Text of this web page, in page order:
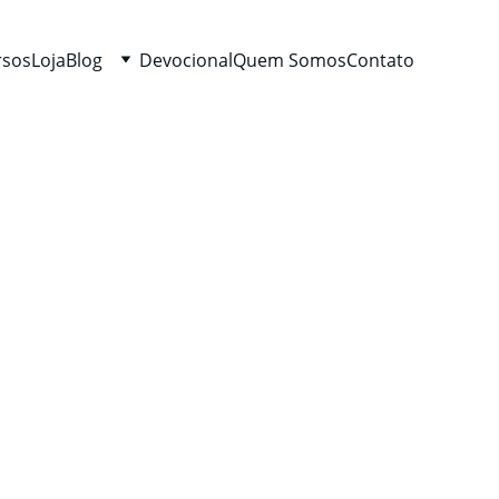
LojaBlog DevocionalQuem SomosContato